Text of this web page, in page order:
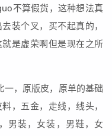
不算假货，这种想法真
装个叉，买不起真的，
是虚荣啊但是现在之所
一，原版皮，原单的基础
，五金，走线，线头，
男装，女装，男鞋，女